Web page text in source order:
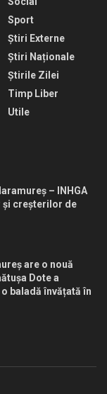
Sport
Știri Externe
Știri Naționale
Știrile Zilei
Timp Liber
Utile
– INHGA
și creșterilor de
are o nouă
Dote a
baladă învățată în